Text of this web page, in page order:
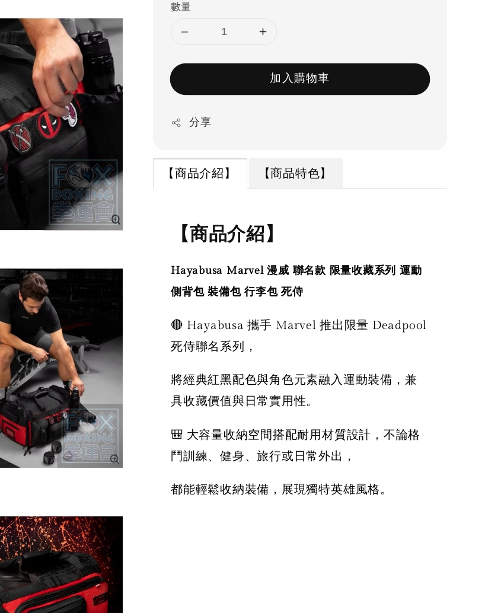
數量
加入購物車
分享
【商品介紹】 【商品特色】
【商品介紹】
Hayabusa Marvel 漫威 聯名款 限量收藏系列 運動
側背包 裝備包 行李包 死侍
🔴 Hayabusa 攜手 Marvel 推出限量 Deadpool
死侍聯名系列，
將經典紅黑配色與角色元素融入運動裝備，兼
具收藏價值與日常實用性。
🎒 大容量收納空間搭配耐用材質設計，不論格
鬥訓練、健身、旅行或日常外出，
都能輕鬆收納裝備，展現獨特英雄風格。